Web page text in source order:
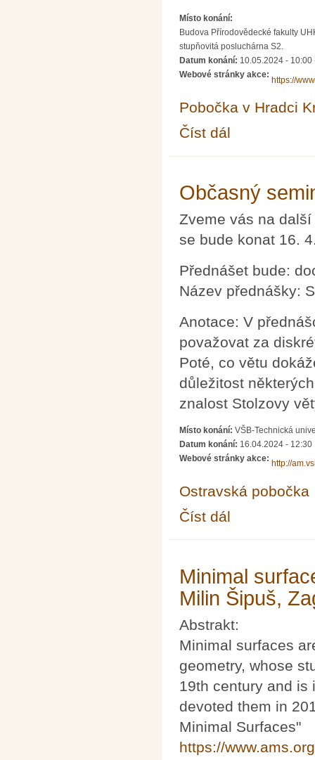
Místo konání:
Budova Přírodovědecké fakulty
stupňovitá posluchárna S2.
Datum konání: 10.05.2024 - 10:00
Webové stránky akce:
https://
Pobočka v Hradci
Číst dál
Občasný
Zveme vás na
se bude konat 16.
Přednášet bude:
Název přednášky:
Anotace: V
považovat za
Poté, co větu
důležitost
znalost Stolzovy
Místo konání: VŠB-Technická
Datum konání: 16.04.2024 - 12:30
Webové stránky akce:
http://
Ostravská pobočka
Číst dál
Minimal
Milin Šipuš,
Abstrakt:
Minimal surfaces
geometry, whose
19th century and is
devoted them in
Minimal Surfaces"
https://